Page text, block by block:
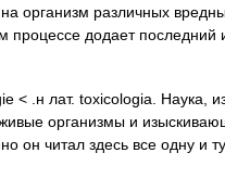
организм различных
процессе додает
< .н лат. toxicologia. Наука,
организмы и
он читал здесь все одну